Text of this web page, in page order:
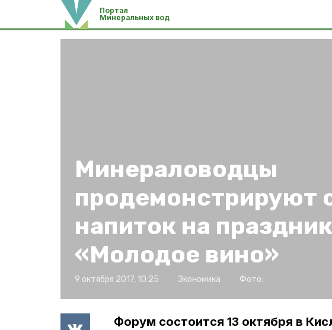
Портал
Минеральных вод
Минераловодцы
продемонстрируют
напиток на
«Молодое вино»
9 октября 2017, 10:25 Экономика Фото:
Форум состоится 13 октября в